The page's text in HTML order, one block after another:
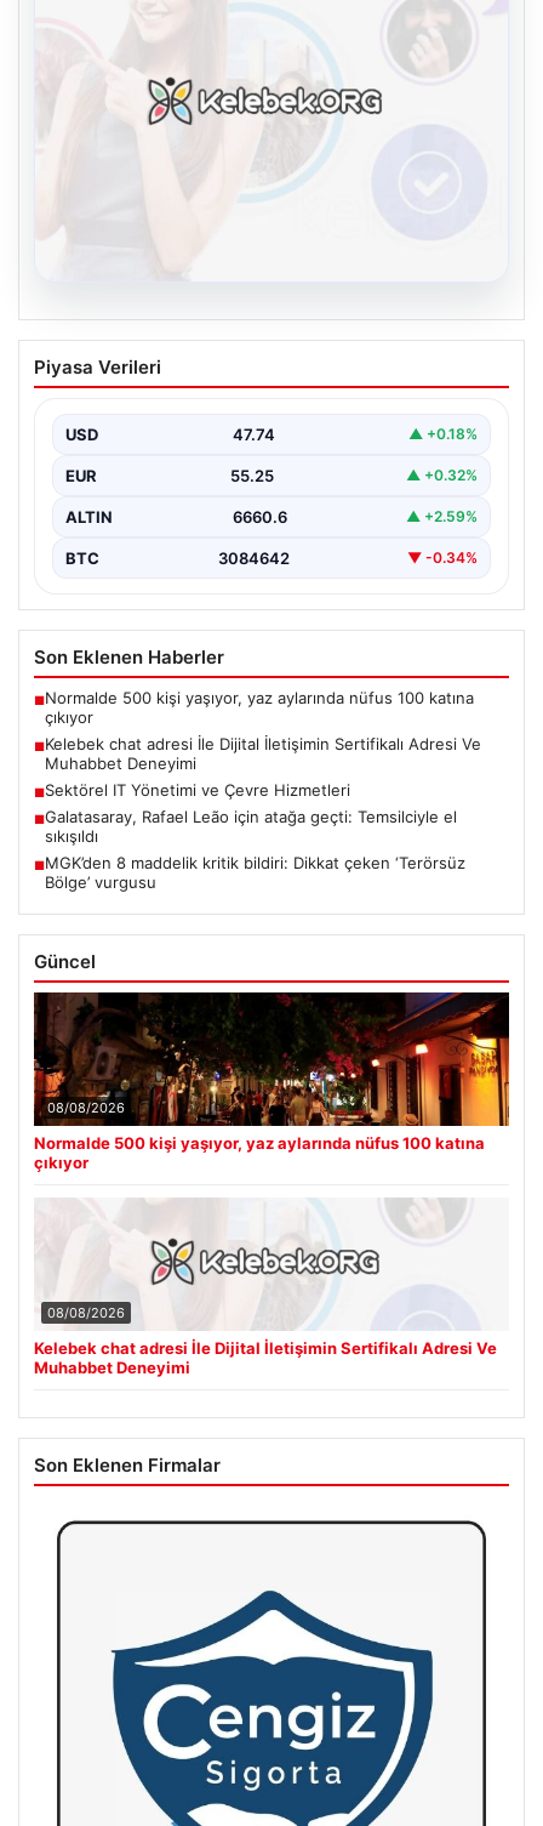
Kelebek chat adresi İle Dijital İletişimin
Sertifikalı Adresi Ve Muhabbet
İnternet çağında bireylerin güvenli bir tarzda irtibat
Piyasa Verileri
USD 47.74 ▲ +0.18%
EUR 55.25 ▲ +0.32%
ALTIN 6660.6 ▲ +2.59%
BTC 3084642 ▼ -0.34%
Son Eklenen Haberler
■Normalde 500 kişi yaşıyor, yaz aylarında nüfus 100 katına
çıkıyor
■Kelebek chat adresi İle Dijital İletişimin Sertifikalı Adresi Ve
Muhabbet Deneyimi
■Sektörel IT Yönetimi ve Çevre Hizmetleri
■Galatasaray, Rafael Leão için atağa geçti: Temsilciyle el
sıkışıldı
■MGK’den 8 maddelik kritik bildiri: Dikkat çeken ‘Terörsüz
Bölge’ vurgusu
Güncel
08/08/2026
Normalde 500 kişi yaşıyor, yaz aylarında nüfus 100 katına
çıkıyor
08/08/2026
Kelebek chat adresi İle Dijital İletişimin Sertifikalı Adresi Ve
Muhabbet Deneyimi
Son Eklenen Firmalar